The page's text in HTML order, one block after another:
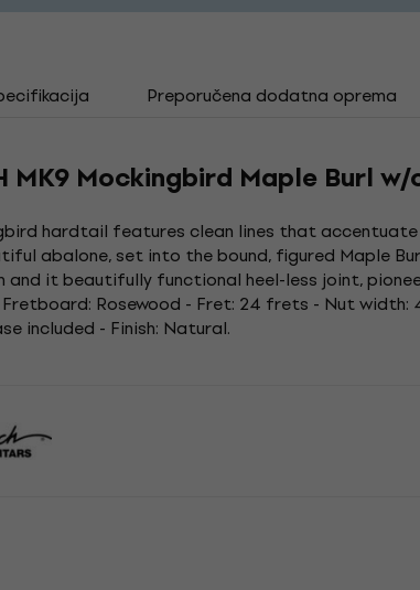
Preporučena dodatna oprema
MK9 Mockingbird Maple Burl
hardtail features clean lines that
abalone, set into the bound, figured Maple
and it beautifully functional heel-less joint,
Rosewood - Fret: 24 frets - Nut width:
included - Finish: Natural.